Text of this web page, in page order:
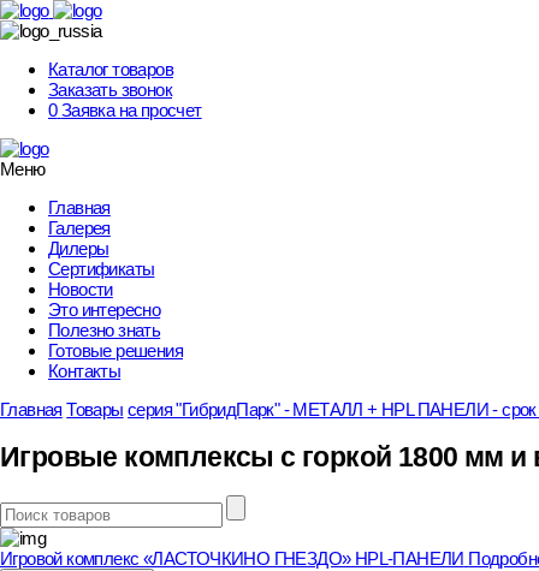
Skip
to
Каталог товаров
Заказать звонок
0 Заявка на просчет
Меню
Главная
Галерея
Дилеры
Сертификаты
Новости
Это интересно
Полезно знать
Готовые решения
Контакты
Главная Товары серия "ГибридПарк" - МЕТАЛЛ + HPL ПАНЕЛИ - срок
Игровые комплексы с горкой 1800 мм и
Поиск:
Игровой комплекс «ЛАСТОЧКИНО ГНЕЗДО» HPL-ПАНЕЛИ